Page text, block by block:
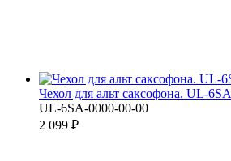
Чехол для альт саксофона. UL-6SA
UL-6SA-0000-00-00
2 099 ₽